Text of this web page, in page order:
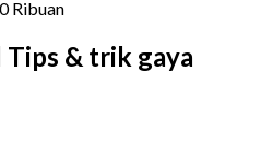
Ribuan
& trik gaya